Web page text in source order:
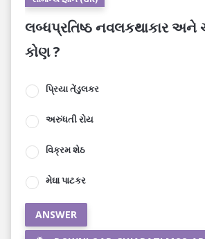
લબ્ધપ્રતિષ્ઠ નવલકથાકાર
કોણ ?
પ્રિયા તેંડુલકર
અરુંધતી રોય
વિક્રમ શેઠ
મેઘા પાટકર
ANSWER